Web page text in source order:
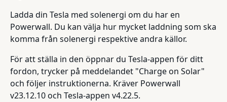
Ladda din Tesla med solenergi om du har en
Powerwall. Du kan välja hur mycket laddning som ska
komma från solenergi respektive andra källor.
För att ställa in den öppnar du Tesla-appen för ditt
fordon, trycker på meddelandet "Charge on Solar"
och följer instruktionerna. Kräver Powerwall
v23.12.10 och Tesla-appen v4.22.5.